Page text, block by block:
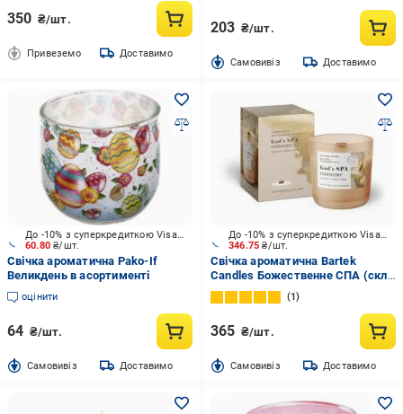
350 ₴/шт.
Привеземо Доставимо
203 ₴/шт.
Cамовивіз Доставимо
60.80₴/шт.
До -10% з суперкредиткою Visa Вигода
Свічка ароматична Pako-If
Великдень в асортименті
оцінити
64 ₴/шт.
Cамовивіз Доставимо
346.75₴/шт.
До -10% з суперкредиткою Visa Вигода
Свічка ароматична Bartek
Candles Божественне СПА (скло
150 г)
1
365 ₴/шт.
Cамовивіз Доставимо